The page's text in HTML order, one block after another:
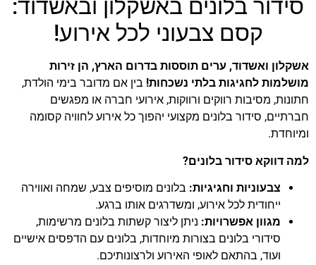
format_underlined הוסף קו תחתון לקישורים
סמן קישורים
לאפס
את
כל
האפשרויות
cached
סידור בלונים באשקלון ובאשדוד:
קסם צבעוני לכל אירוע!
אשקלון ואשדוד, ערים תוססות בדרום הארץ, הן זירות
מושלמות לחגיגות בלתי נשכחות! בין אם מדובר בימי הולדת,
חתונות, מסיבות רווקים ורווקות, אירועי חברה או מפגשים
חברתיים, סידור בלונים מקצועי יהפוך כל אירוע לחוויה קסומה
ומיוחדת.
למה דווקא סידור בלונים?
צבעוניות וחגיגיות: בלונים מוסיפים צבע, שמחה ואווירה
ייחודית לכל אירוע, ומשדרגים אותו ברגע.
מגוון אפשרויות: ניתן ליצור קשתות בלונים מרשימות,
סידורי בלונים בצורות מיוחדות, בלונים עם הדפסים אישיים
ועוד, בהתאם לאופי האירוע ולרצונותיכם.